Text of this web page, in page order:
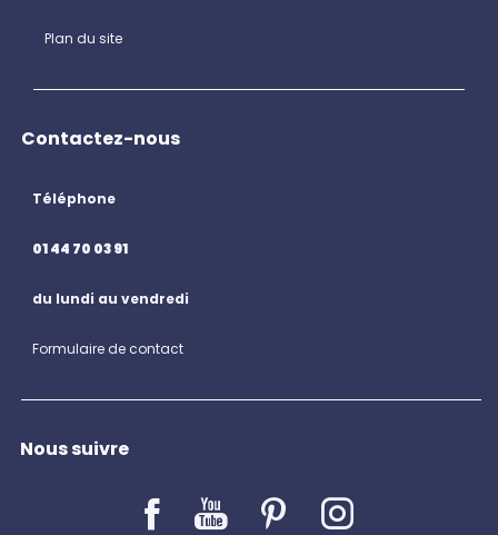
Plan du site
Contactez-nous
Téléphone
01 44 70 03 91
du lundi au vendredi
Formulaire de contact
Nous suivre